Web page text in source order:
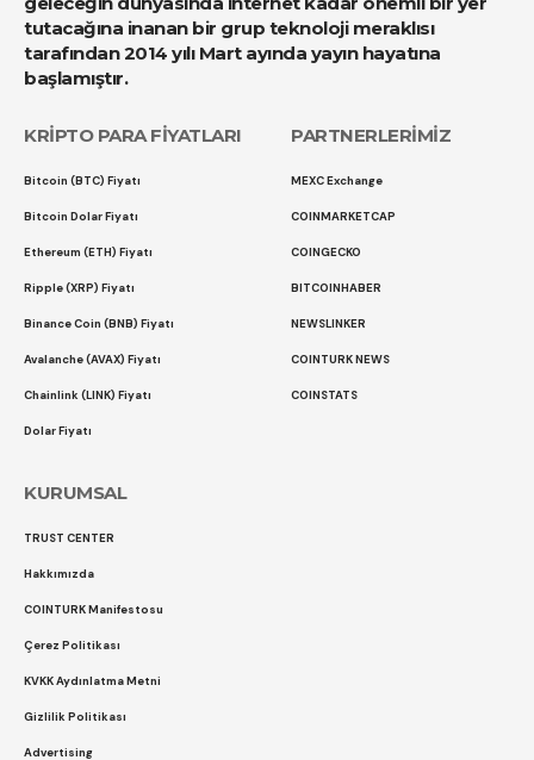
tutacağına inanan bir grup teknoloji meraklısı
tarafından 2014 yılı Mart ayında yayın hayatına
başlamıştır.
KRİPTO PARA FİYATLARI
Bitcoin (BTC) Fiyatı
Bitcoin Dolar Fiyatı
Ethereum (ETH) Fiyatı
Ripple (XRP) Fiyatı
Binance Coin (BNB) Fiyatı
Avalanche (AVAX) Fiyatı
Chainlink (LINK) Fiyatı
Dolar Fiyatı
PARTNERLERİMİZ
MEXC Exchange
COINMARKETCAP
COINGECKO
BITCOINHABER
NEWSLINKER
COINTURK NEWS
COINSTATS
KURUMSAL
TRUST CENTER
Hakkımızda
COINTURK Manifestosu
Çerez Politikası
KVKK Aydınlatma Metni
Gizlilik Politikası
Advertising